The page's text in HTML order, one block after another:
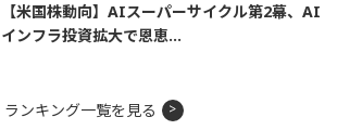
【米国株動向】AIスーパーサイクル第2幕、AI
インフラ投資拡大で恩恵...
ランキング一覧を見る